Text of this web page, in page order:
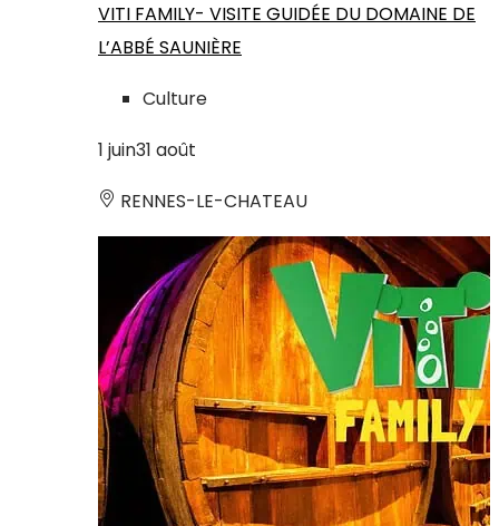
VITI FAMILY- VISITE GUIDÉE DU DOMAINE DE
L’ABBÉ SAUNIÈRE
Culture
1 juin31 août
RENNES-LE-CHATEAU